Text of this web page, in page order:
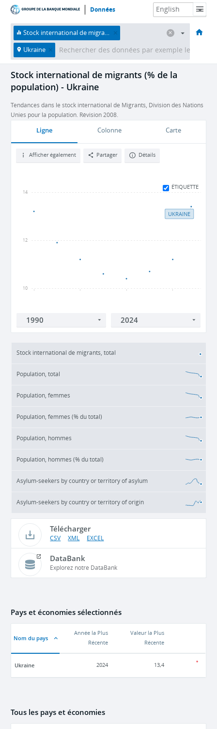
Données
Accueil Économies Thèmes Données et ressources À propos
Stock international de migrants (% de la population)
Ukraine
Stock international de migrants (% de la
population) - Ukraine
Tendances dans le stock international de Migrants, Division des Nations
Unies pour la population. Révision 2008.
Ligne Colonne Carte
Afficher également Partager Détails
ÉTIQUETTE
10
12
14
UKRAINE
Stock international de migrants, total
Population, total
Population, femmes
Population, femmes (% du total)
Population, hommes
Population, hommes (% du total)
Asylum-seekers by country or territory of asylum
Asylum-seekers by country or territory of origin
Télécharger
CSV XML EXCEL
DataBank
Explorez notre DataBank
Pays et économies sélectionnés
Nom du pays
Année la Plus
Récente
Valeur la Plus
Récente
Ukraine 2024 13,4
Tous les pays et économies